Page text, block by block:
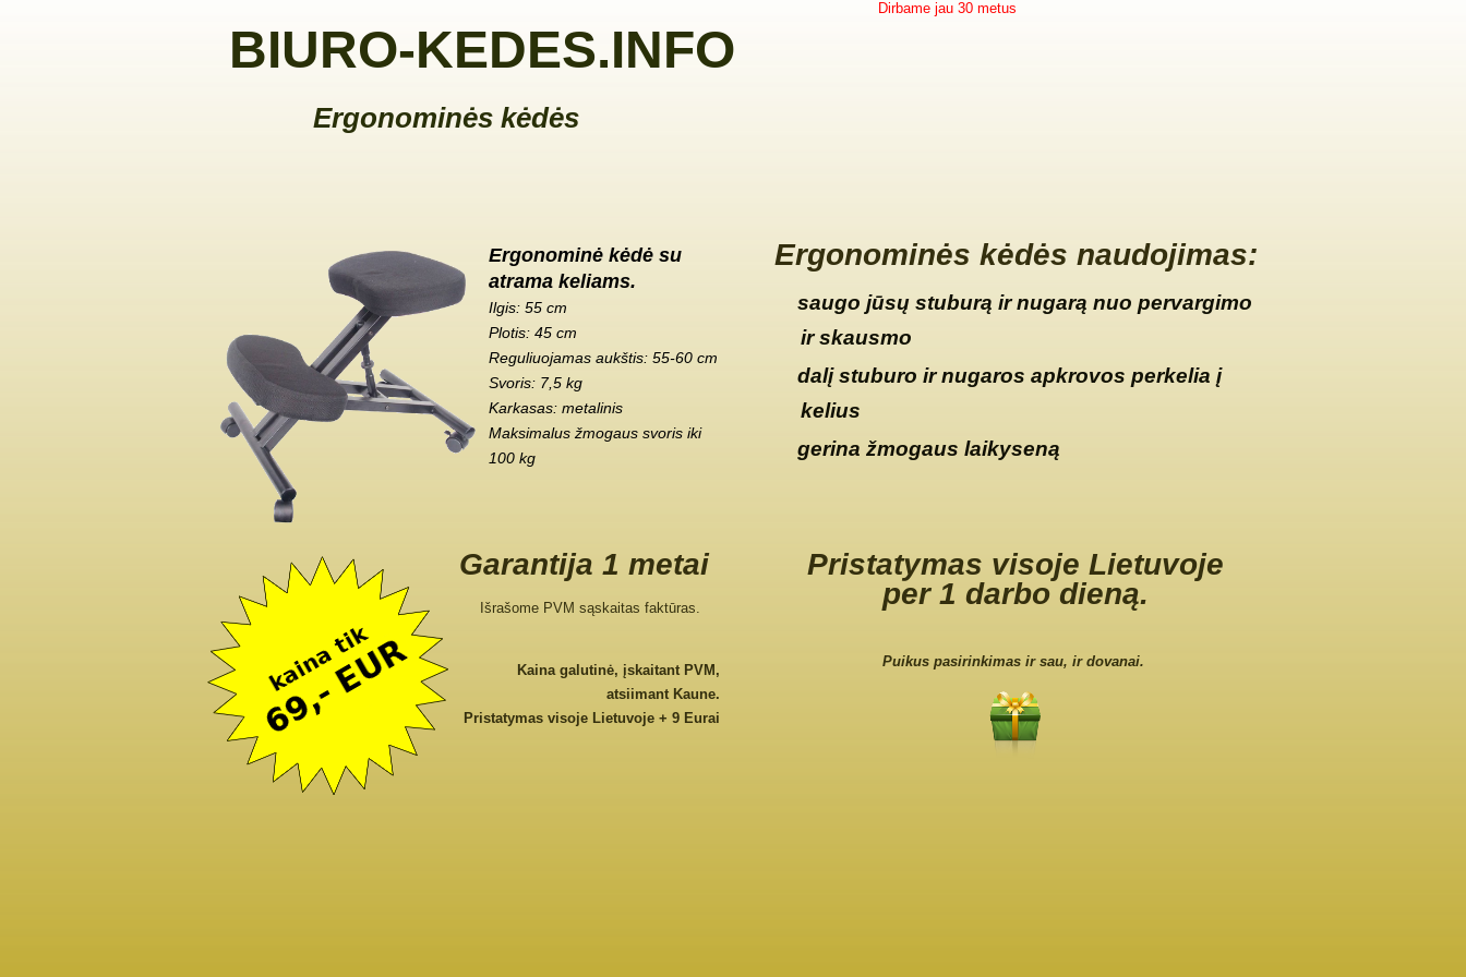
BIURO-KEDES.INFO
Ergonominės kėdės
Dirbame jau 30 metus
Ergonominė kėdė su
atrama keliams.
Ilgis: 55 cm
Plotis: 45 cm
Reguliuojamas aukštis: 55-60 cm
Svoris: 7,5 kg
Karkasas: metalinis
Maksimalus žmogaus svoris iki
100 kg
Ergonominės kėdės naudojimas:
saugo jūsų stuburą ir nugarą nuo pervargimo
ir skausmo
dalį stuburo ir nugaros apkrovos perkelia į
kelius
gerina žmogaus laikyseną
Garantija 1 metai
Išrašome PVM sąskaitas faktūras.
Kaina galutinė, įskaitant PVM,
atsiimant Kaune.
Pristatymas visoje Lietuvoje + 9 Eurai
Pristatymas visoje Lietuvoje
per 1 darbo dieną.
Puikus pasirinkimas ir sau, ir dovanai.